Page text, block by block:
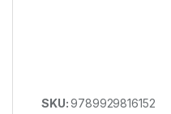
SKU:9789929816152